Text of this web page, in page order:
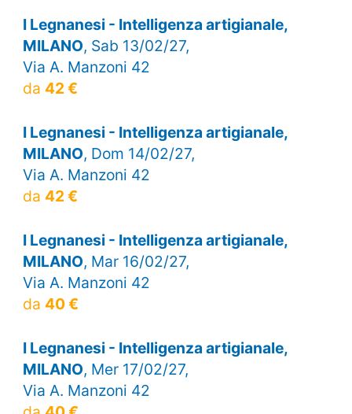
I Legnanesi - Intelligenza artigianale,
MILANO, Sab 13/02/27,
Via A. Manzoni 42
da 42 €
I Legnanesi - Intelligenza artigianale,
MILANO, Dom 14/02/27,
Via A. Manzoni 42
da 42 €
I Legnanesi - Intelligenza artigianale,
MILANO, Mar 16/02/27,
Via A. Manzoni 42
da 40 €
I Legnanesi - Intelligenza artigianale,
MILANO, Mer 17/02/27,
Via A. Manzoni 42